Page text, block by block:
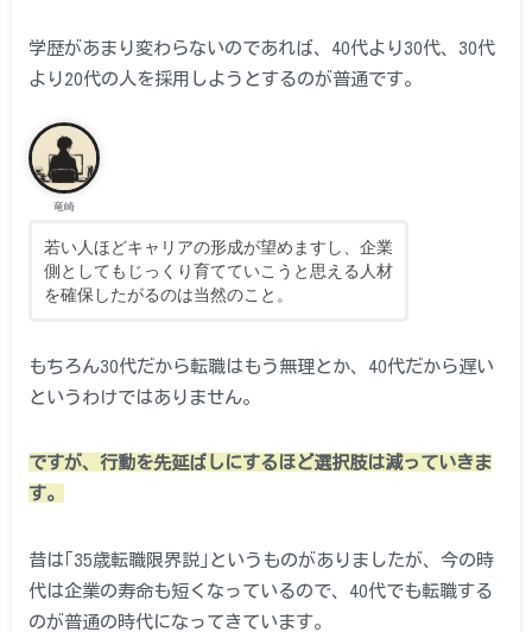
学歴があまり変わらないのであれば、40代より30代、30代
より20代の人を採用しようとするのが普通です。
竜崎
若い人ほどキャリアの形成が望めますし、企業
側としてもじっくり育てていこうと思える人材
を確保したがるのは当然のこと。
もちろん30代だから転職はもう無理とか、40代だから遅い
というわけではありません。
ですが、行動を先延ばしにするほど選択肢は減っていきま
す。
昔は｢35歳転職限界説｣というものがありましたが、今の時
代は企業の寿命も短くなっているので、40代でも転職する
のが普通の時代になってきています。